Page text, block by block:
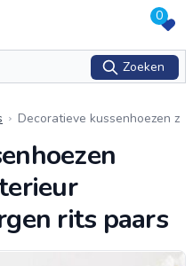
0
Zoeken
Decoratieve kussenhoezen z
aien verborgen rits paars
rits paars